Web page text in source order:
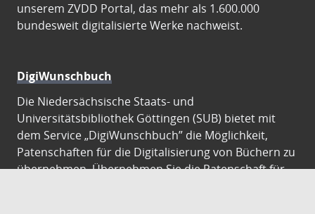
unserem ZVDD Portal, das mehr als 1.600.000
bundesweit digitalisierte Werke nachweist.
DigiWunschbuch
Die Niedersächsische Staats- und
Universitätsbibliothek Göttingen (SUB) bietet mit
dem Service „DigiWunschbuch” die Möglichkeit,
Patenschaften für die Digitalisierung von Büchern zu
übernehmen. Übernehmen Sie die Patenschaft für